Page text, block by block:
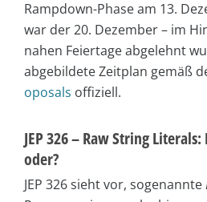
Rampdown-Phase am 13.
war der 20. Dezember – im
nahen Feiertage abgelehnt
abgebildete Zeitplan gemäß
oposals offiziell.
JEP 326 – Raw String
oder?
JEP 326 sieht vor, sogenannte